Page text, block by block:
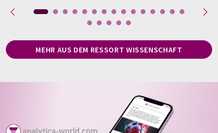
MEHR AUS DEM RESSORT WISSENSCHAFT